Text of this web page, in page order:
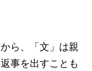
ら、「文」は親
事を出すことも